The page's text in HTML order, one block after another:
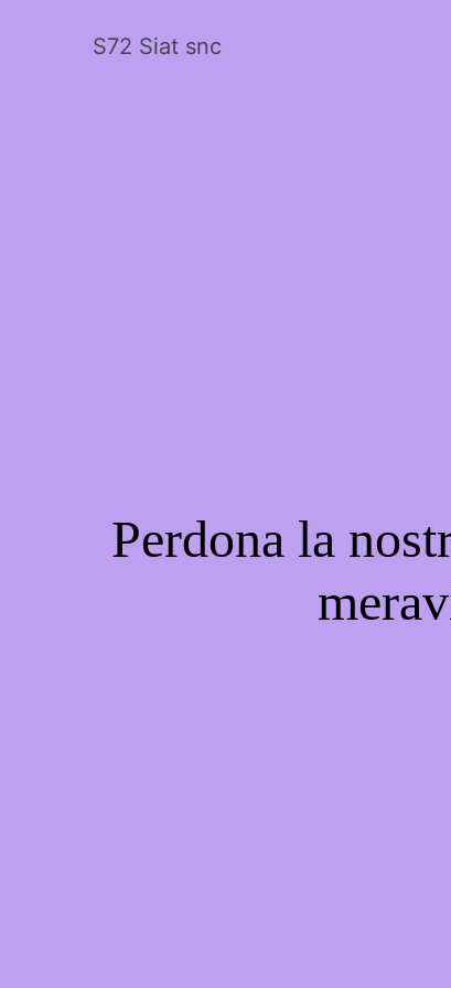
S72 Siat snc
Perdona la